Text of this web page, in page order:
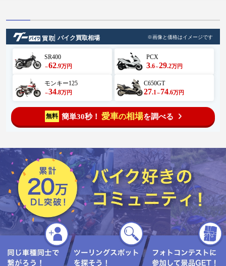
バイク買取相場 ※画像と価格はイメージです
SR400
～62.9万円
PCX
3.6～29.2万円
モンキー125
～34.8万円
C650GT
27.1 ～ 74.6万円
無料 簡単30秒！ 愛車の相場を調べる